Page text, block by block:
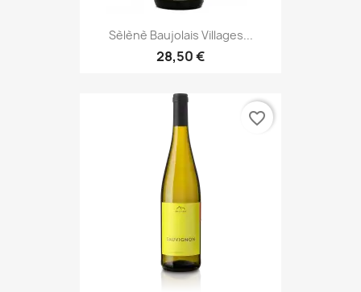
Sèlènè Baujolais Villages...
28,50 €
favorite_border